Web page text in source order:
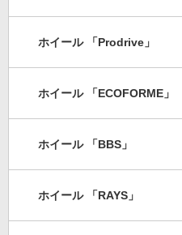
ホイール 「Prodrive」
ホイール 「ECOFORME」
ホイール 「BBS」
ホイール 「RAYS」